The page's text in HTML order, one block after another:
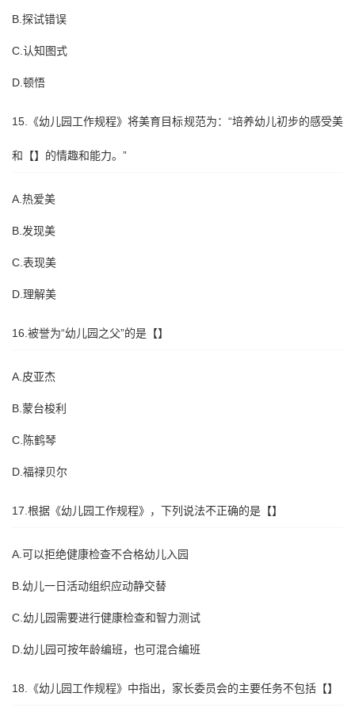
B.探试错误
C.认知图式
D.顿悟
15.《幼儿园工作规程》将美育目标规范为：“培养幼儿初步的感受美
和【】的情趣和能力。”
A.热爱美
B.发现美
C.表现美
D.理解美
16.被誉为“幼儿园之父”的是【】
A.皮亚杰
B.蒙台梭利
C.陈鹤琴
D.福禄贝尔
17.根据《幼儿园工作规程》，下列说法不正确的是【】
A.可以拒绝健康检查不合格幼儿入园
B.幼儿一日活动组织应动静交替
C.幼儿园需要进行健康检查和智力测试
D.幼儿园可按年龄编班，也可混合编班
18.《幼儿园工作规程》中指出，家长委员会的主要任务不包括【】